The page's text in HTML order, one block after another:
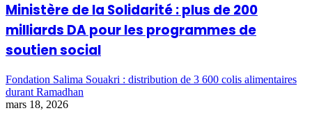
Ministère de la Solidarité : plus de 200
milliards DA pour les programmes de
soutien social
Fondation Salima Souakri : distribution de 3 600 colis alimentaires
durant Ramadhan
mars 18, 2026